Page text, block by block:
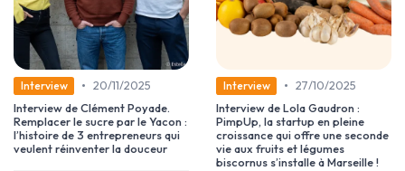
Interview • 20/11/2025
Interview de Clément Poyade.
Remplacer le sucre par le Yacon :
l’histoire de 3 entrepreneurs qui
veulent réinventer la douceur
Interview • 27/10/2025
Interview de Lola Gaudron :
PimpUp, la startup en pleine
croissance qui offre une seconde
vie aux fruits et légumes
biscornus s’installe à Marseille !